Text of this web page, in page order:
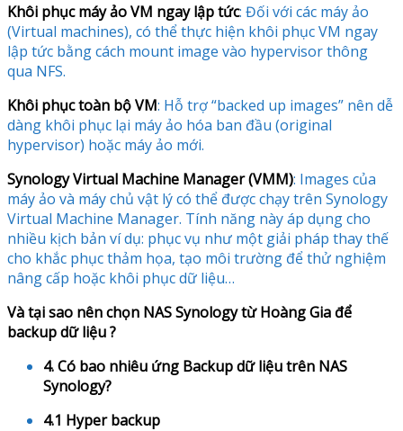
Khôi phục máy ảo VM ngay lập tức: Đối với các máy ảo
(Virtual machines), có thể thực hiện khôi phục VM ngay
lập tức bằng cách mount image vào hypervisor thông
qua NFS.
Khôi phục toàn bộ VM: Hỗ trợ “backed up images” nên dễ
dàng khôi phục lại máy ảo hóa ban đầu (original
hypervisor) hoặc máy ảo mới.
Synology Virtual Machine Manager (VMM): Images của
máy ảo và máy chủ vật lý có thể được chạy trên Synology
Virtual Machine Manager. Tính năng này áp dụng cho
nhiều kịch bản ví dụ: phục vụ như một giải pháp thay thế
cho khắc phục thảm họa, tạo môi trường để thử nghiệm
nâng cấp hoặc khôi phục dữ liệu…
Và tại sao nên chọn NAS Synology từ Hoàng Gia để
backup dữ liệu ?
4. Có bao nhiêu ứng Backup dữ liệu trên NAS
Synology?
4.1 Hyper backup